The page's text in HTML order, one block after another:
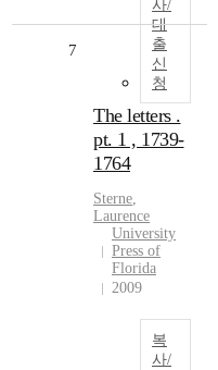
사/
대
출
신
청
7
The letters .
pt. 1 , 1739-
1764
Sterne,
Laurence
University
Press of
Florida
2009
복
사/